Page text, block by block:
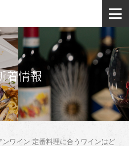
着情報
ワイン 定番料理に合うワインはど